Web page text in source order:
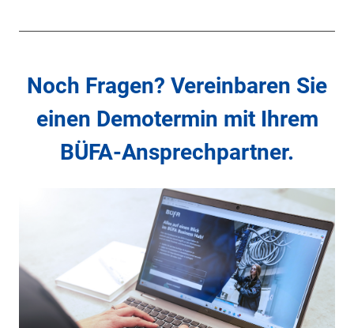
Noch Fragen? Vereinbaren Sie
einen Demotermin mit Ihrem
BÜFA-Ansprechpartner.